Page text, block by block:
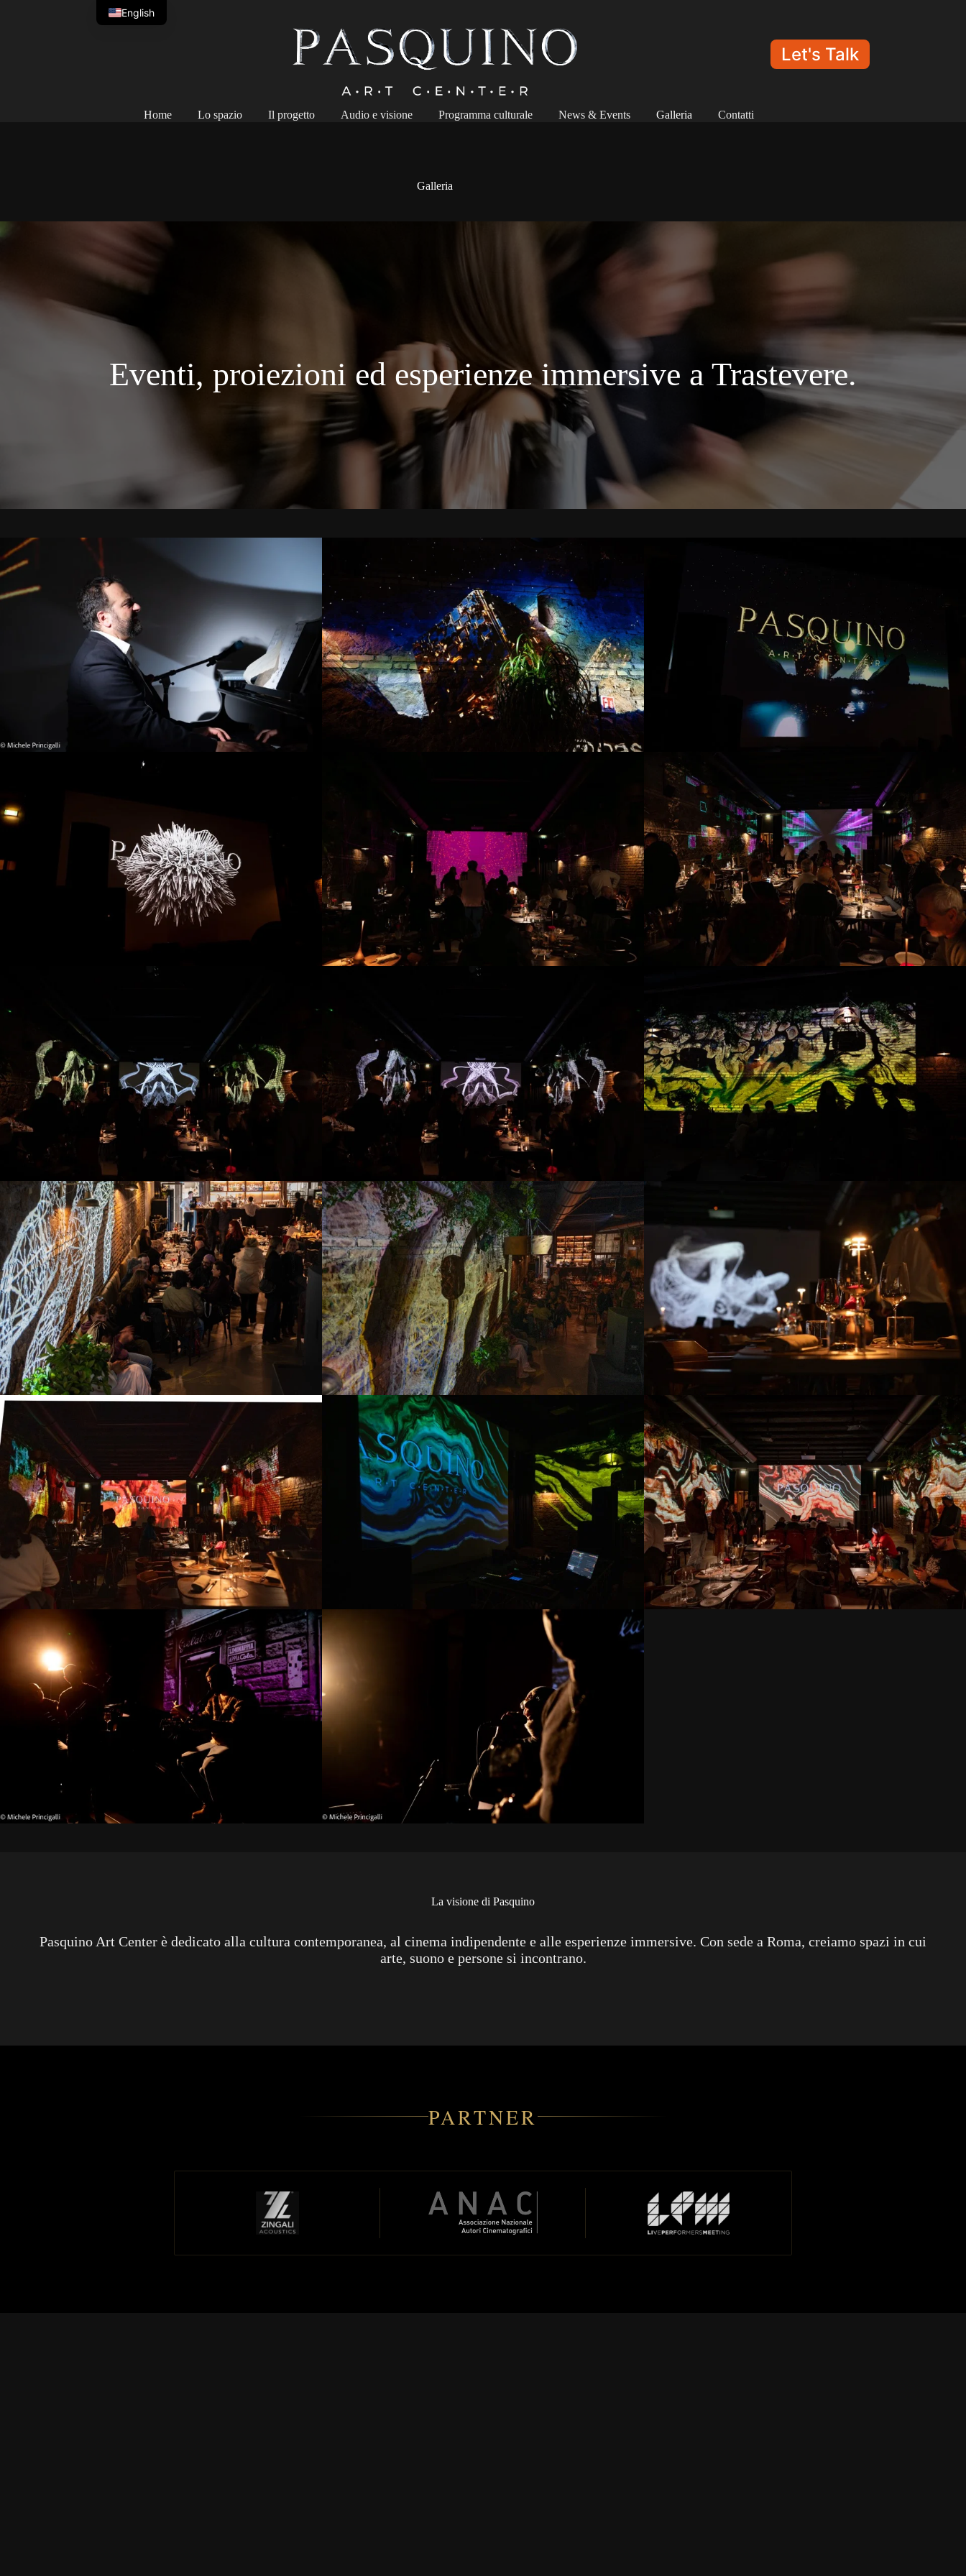
Let's Talk
Home Lo spazio Il progetto Audio e visione Programma culturale News & Events Galleria Contatti
Galleria
Eventi, proiezioni ed esperienze immersive a Trastevere.
La visione di Pasquino
Pasquino Art Center è dedicato alla cultura contemporanea, al cinema indipendente e alle esperienze immersive. Con sede a Roma, creiamo spazi in cui
arte, suono e persone si incontrano.
PARTNER
English